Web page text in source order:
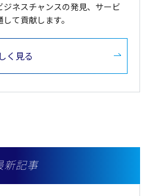
ネスチャンスの発見、サービ
て貢献します。
く見る
新記事